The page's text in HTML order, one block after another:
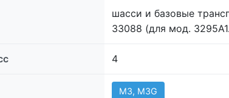
шасси и базовые
33088 (для мод.
4
М3, М3G